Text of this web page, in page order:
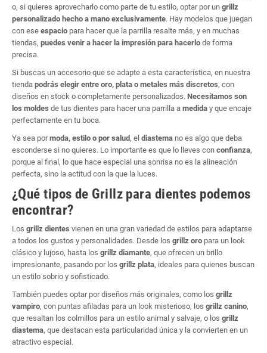
o, si quieres aprovecharlo como parte de tu estilo, optar por un grillz
personalizado hecho a mano exclusivamente. Hay modelos que juegan
con ese espacio para hacer que la parrilla resalte más, y en muchas
tiendas, puedes venir a hacer la impresión para hacerlo de forma
precisa.
Si buscas un accesorio que se adapte a esta característica, en nuestra
tienda podrás elegir entre oro, plata o metales más discretos, con
diseños en stock o completamente personalizados. Necesitamos son
los moldes de tus dientes para hacer una parrilla a medida y que encaje
perfectamente en tu boca.
Ya sea pormoda, estilo o por salud, el diastema no es algo que deba
esconderse si no quieres. Lo importante es que lo lleves con confianza,
porque al final, lo que hace especial una sonrisa no es la alineación
perfecta, sino la actitud con la que la luces.
¿Qué tipos de Grillz para dientes podemos
encontrar?
Los grillz dientes vienen en una gran variedad de estilos para adaptarse
a todos los gustos y personalidades. Desde los grillz oro para un look
clásico y lujoso, hasta los grillz diamante, que ofrecen un brillo
impresionante, pasando por los grillz plata, ideales para quienes buscan
un estilo sobrio y sofisticado.
También puedes optar por diseños más originales, como los grillz
vampiro, con puntas afiladas para un look misterioso, los grillz canino,
que resaltan los colmillos para un estilo animal y salvaje, o los grillz
diastema, que destacan esta particularidad única y la convierten en un
atractivo especial.